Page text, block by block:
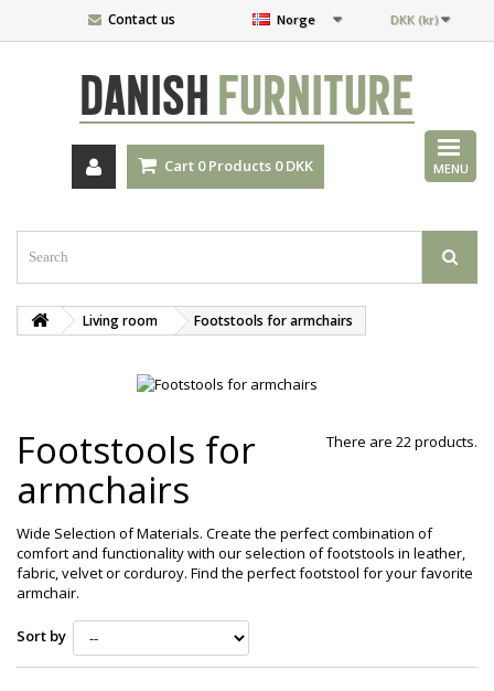
Contact us DKK (kr)
Norge
DANISHFURNITURE
MENU
Cart 0 Products 0 DKK
Living room Footstools for armchairs
There are 22 products.
Footstools for
armchairs
Wide Selection of Materials. Create the perfect combination of
comfort and functionality with our selection of footstools in leather,
fabric, velvet or corduroy. Find the perfect footstool for your favorite
armchair.
Sort by